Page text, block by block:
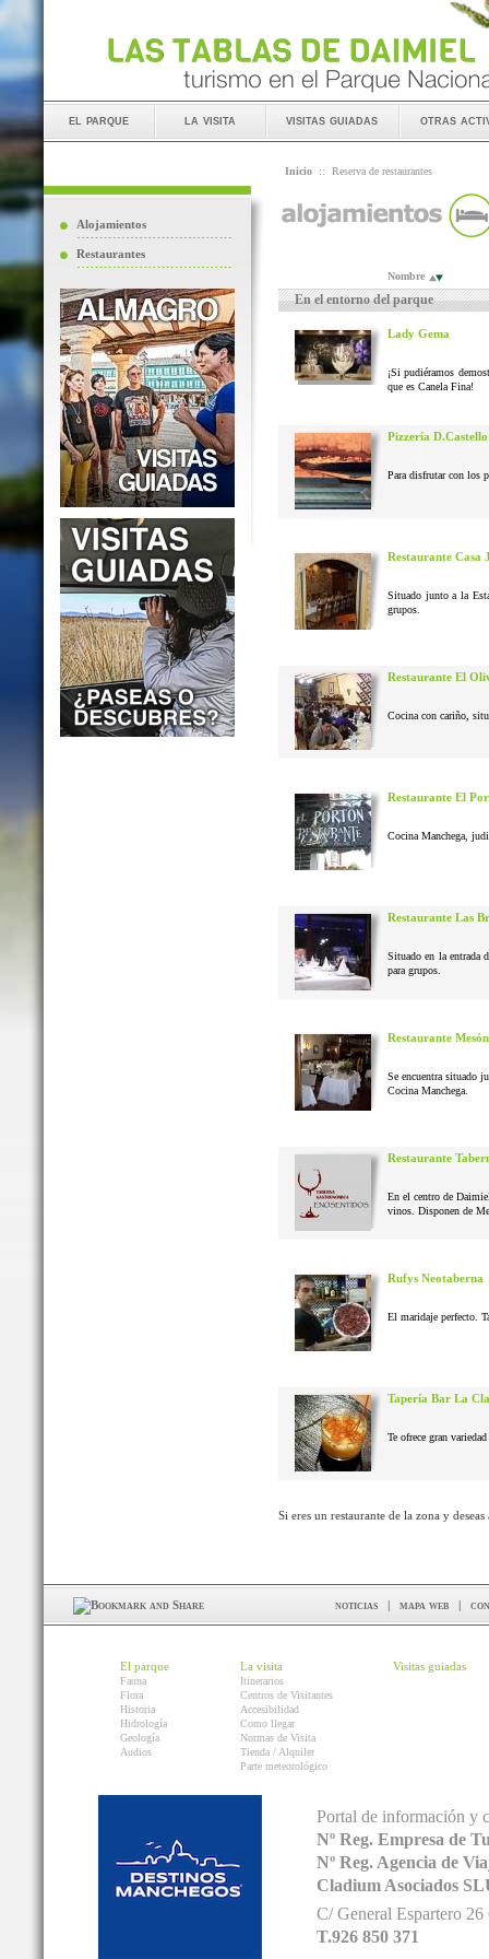
el parque la visita visitas guiadas otras
Alojamientos
Restaurantes
Inicio :: Reserva de restaurantes
Nombre
En el entorno del parque
Lady Gema
¡Si pudiéramos
que es Canela Fina!
Pizzería D.Castello
Para disfrutar con los
Restaurante Casa
Situado junto a la
grupos.
Restaurante El
Cocina con cariño,
Restaurante El
Cocina Manchega,
Restaurante Las
Situado en la entrada
para grupos.
Restaurante
Se encuentra situado
Cocina Manchega.
Restaurante
En el centro de
vinos. Disponen de
Rufys Neotaberna
El maridaje perfecto.
Tapería Bar La
Te ofrece gran
Si eres un restaurante de la zona y
noticias | mapa web |
El parque
Fauna
Flora
Historia
Hidrología
Geología
Audios
La visita
Itinerarios
Centros de Visitantes
Accesibilidad
Como llegar
Normas de Visita
Tienda / Alquiler
Parte meteorológico
Visitas guiadas
Portal de información y
Nº Reg. Empresa de
Nº Reg. Agencia de
Cladium Asociados
C/ General Espartero
T.926 850 371